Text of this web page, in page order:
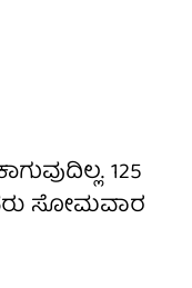
125
ಸೋಮವಾರ